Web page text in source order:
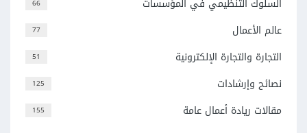
66 السلوك التنظيمي في المؤسسات
77 عالم الأعمال
51 التجارة والتجارة الإلكترونية
125 نصائح وإرشادات
155
مقالات ريادة أعمال عامة